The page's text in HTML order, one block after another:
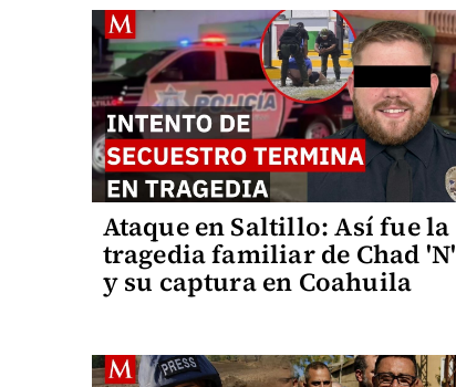
Ataque en Saltillo: Así fue la
tragedia familiar de Chad 'N'
y su captura en Coahuila